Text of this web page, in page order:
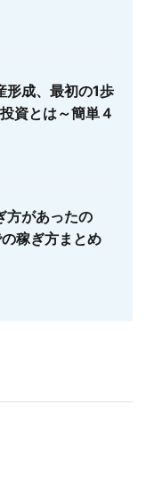
形成、最初の1歩
資とは～簡単４
方があったの
稼ぎ方まとめ